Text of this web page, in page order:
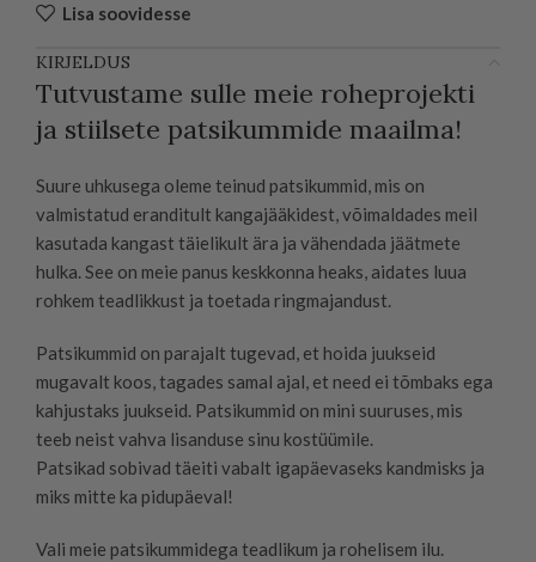
Lisa soovidesse
KIRJELDUS
Tutvustame sulle meie roheprojekti
ja stiilsete patsikummide maailma!
Suure uhkusega oleme teinud patsikummid, mis on
valmistatud eranditult kangajääkidest, võimaldades meil
kasutada kangast täielikult ära ja vähendada jäätmete
hulka. See on meie panus keskkonna heaks, aidates luua
rohkem teadlikkust ja toetada ringmajandust.
Patsikummid on parajalt tugevad, et hoida juukseid
mugavalt koos, tagades samal ajal, et need ei tõmbaks ega
kahjustaks juukseid. Patsikummid on mini suuruses, mis
teeb neist vahva lisanduse sinu kostüümile.
Patsikad sobivad täeiti vabalt igapäevaseks kandmisks ja
miks mitte ka pidupäeval!
Vali meie patsikummidega teadlikum ja rohelisem ilu.